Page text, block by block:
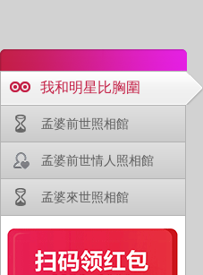
我和明星比胸圍
孟婆前世照相館
孟婆前世情人照相館
孟婆來世照相館